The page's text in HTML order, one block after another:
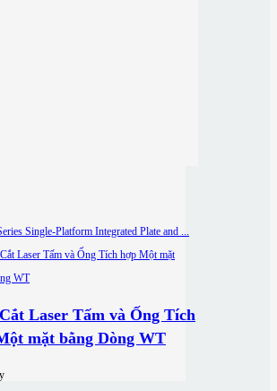
Laser Tấm và Ống Tích
mặt bằng Dòng WT